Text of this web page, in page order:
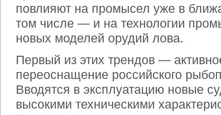
повлияют на промысел уже в
том числе — и на технологии
новых моделей орудий лова.
Первый из этих трендов —
переоснащение российского
Вводятся в эксплуатацию новые
высокими техническими